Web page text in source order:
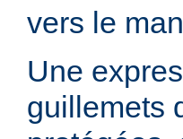
vers le
Une
guillemets